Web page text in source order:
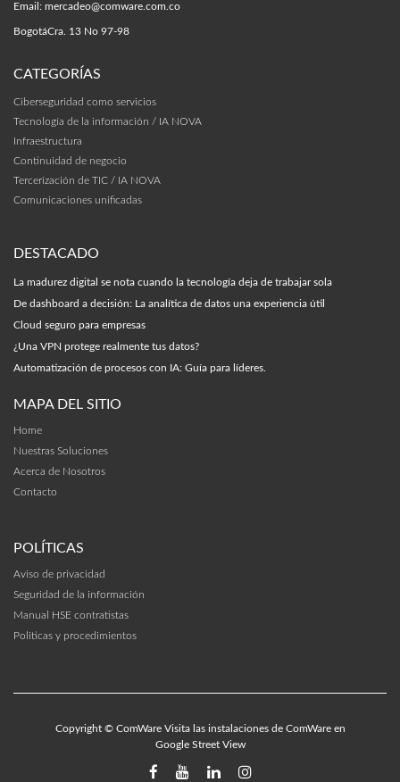
Email: mercadeo@comware.com.co
BogotáCra. 13 No 97-98
CATEGORÍAS
Ciberseguridad como servicios
Tecnología de la información / IA NOVA
Infraestructura
Continuidad de negocio
Tercerización de TIC / IA NOVA
Comunicaciones unificadas
DESTACADO
La madurez digital se nota cuando la tecnología deja de trabajar sola
De dashboard a decisión: La analítica de datos una experiencia útil
Cloud seguro para empresas
¿Una VPN protege realmente tus datos?
Automatización de procesos con IA: Guía para líderes.
MAPA DEL SITIO
Home
Nuestras Soluciones
Acerca de Nosotros
Contacto
POLÍTICAS
Aviso de privacidad
Seguridad de la información
Manual HSE contratistas
Politicas y procedimientos
Copyright © ComWareVisita las instalaciones de ComWare en
Google Street View